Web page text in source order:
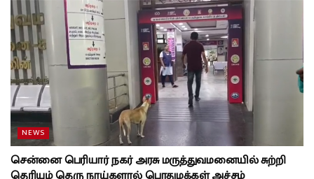
NEWS
சென்னை பெரியார் நகர் அரசு மருத்துவமனையில் சுற்றி